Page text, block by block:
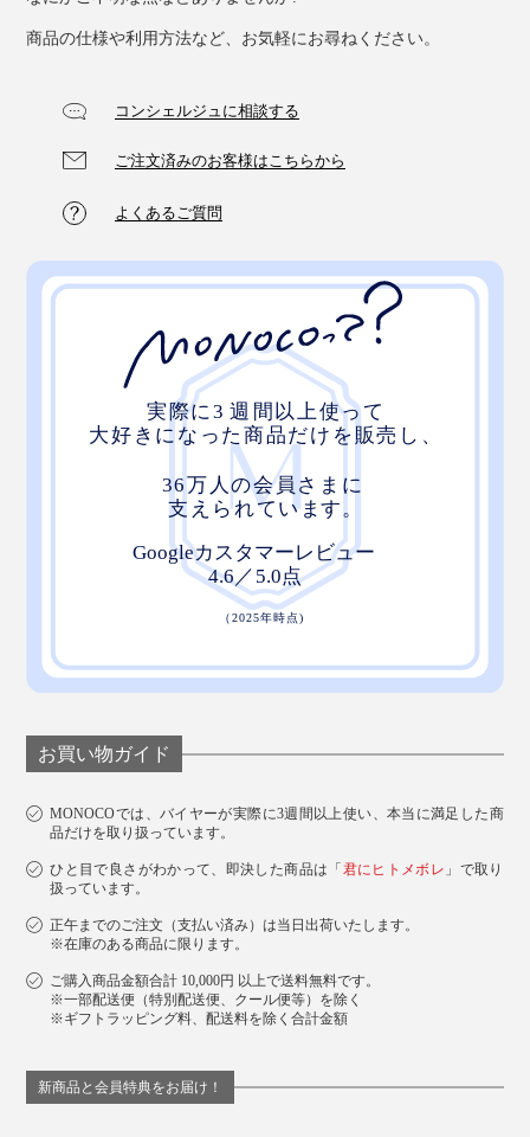
商品の仕様や利用方法など、お気軽にお尋ねください。
コンシェルジュに相談する
ご注文済みのお客様はこちらから
よくあるご質問
お買い物ガイド
MONOCOでは、バイヤーが実際に3週間以上使い、本当に満足した商
品だけを取り扱っています。
ひと目で良さがわかって、即決した商品は「 君にヒトメボレ 」で取り
扱っています。
正午までのご注文（支払い済み）は当日出荷いたします。
※在庫のある商品に限ります。
ご購入商品金額合計 10,000円 以上で送料無料です。
※一部配送便（特別配送便、クール便等）を除く
※ギフトラッピング料、配送料を除く合計金額
新商品と会員特典をお届け！